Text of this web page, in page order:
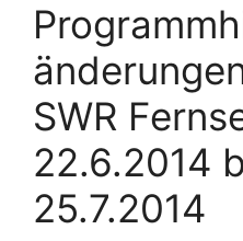
SWR
22.6.2014
25.7.2014